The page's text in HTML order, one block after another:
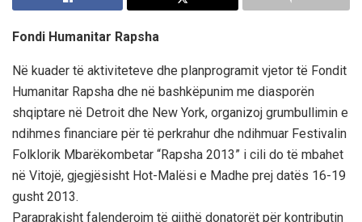
Fondi Humanitar Rapsha
Në kuader të aktiviteteve dhe planprogramit vjetor të Fondit
Humanitar Rapsha dhe në bashkëpunim me diasporën
shqiptare në Detroit dhe New York, organizoj grumbullimin e
ndihmes financiare për të perkrahur dhe ndihmuar Festivalin
Folklorik Mbarëkombetar “Rapsha 2013” i cili do të mbahet
në Vitojë, gjegjësisht Hot-Malësi e Madhe prej datës 16-19
gusht 2013.
Paraprakisht falenderojm të gjithë donatorët për kontributin